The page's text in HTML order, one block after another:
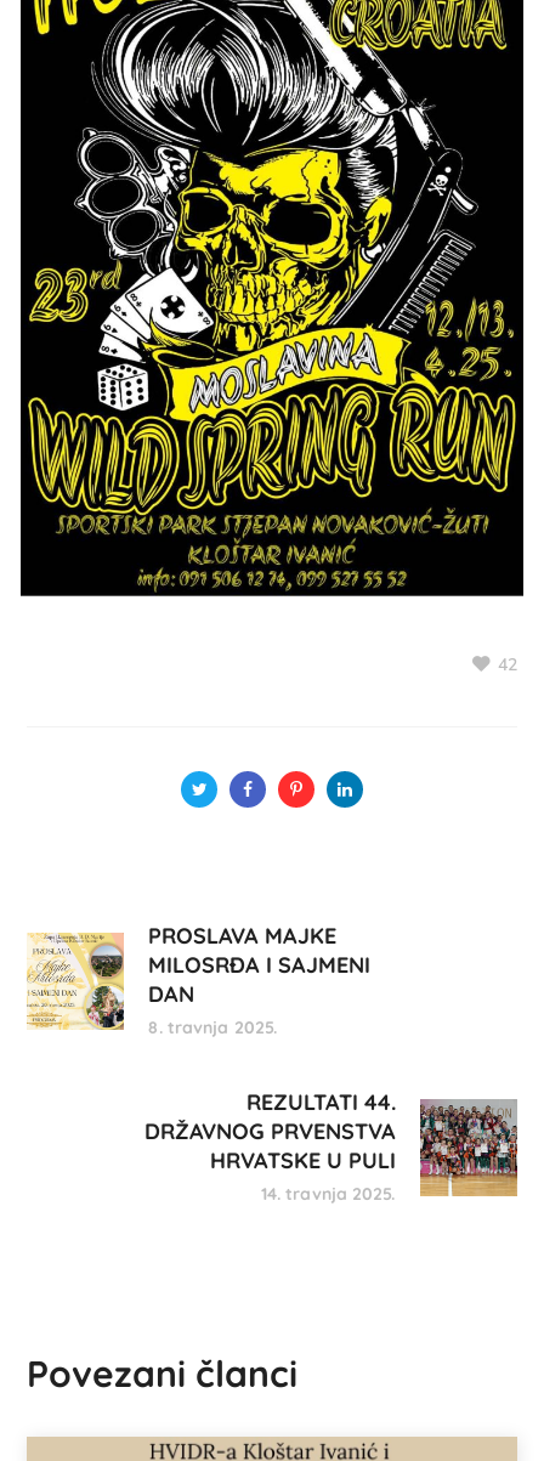
42
PROSLAVA MAJKE
MILOSRĐA I SAJMENI
DAN
8. travnja 2025.
REZULTATI 44.
DRŽAVNOG PRVENSTVA
HRVATSKE U PULI
14. travnja 2025.
Povezani članci